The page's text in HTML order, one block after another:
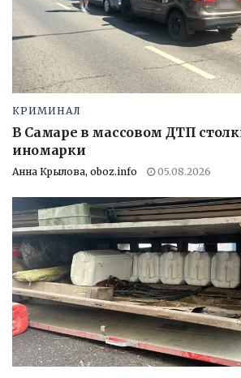
КРИМИНАЛ
В Самаре в массовом ДТП
иномарки
Анна Крылова, oboz.info 05.08.2026